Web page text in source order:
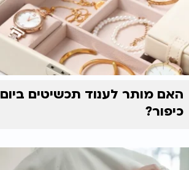
האם מותר לענוד תכשיטים ביום
כיפור?